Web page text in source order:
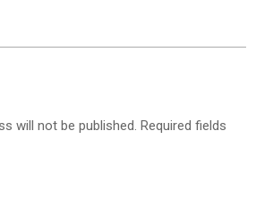
will not be published. Required fields